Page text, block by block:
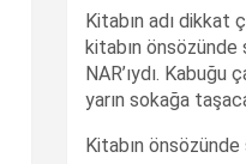
Kitabın adı dikkat
kitabın önsözünde
NAR’ıydı.
yarın sokağa
Kitabın